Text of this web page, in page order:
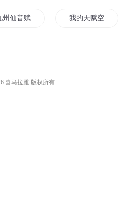
州仙音赋 我的天赋空间
喜马拉雅 版权所有